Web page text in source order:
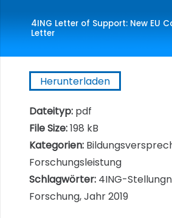
4ING Letter of Support: New EU
Letter
Herunterladen
Dateityp: pdf
File Size:198 kB
Kategorien:
Forschungsleistung
Schlagwörter: 4ING-
Forschung, Jahr 2019